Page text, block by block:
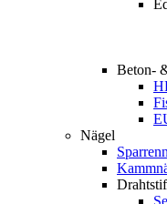
Beton-
Nägel